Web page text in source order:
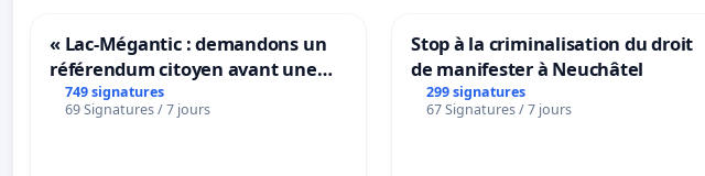
« Lac-Mégantic : demandons un
référendum citoyen avant une
transformation irréversible de
notre territoire »
749 signatures
69 Signatures / 7 jours
Stop à la criminalisation du droit
de manifester à Neuchâtel
299 signatures
67 Signatures / 7 jours